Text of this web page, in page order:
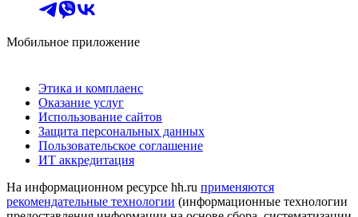
Мобильное приложение
Этика и комплаенс
Оказание услуг
Использование сайтов
Защита персональных данных
Пользовательское соглашение
ИТ аккредитация
На информационном ресурсе hh.ru применяются
рекомендательные технологии (информационные технологии